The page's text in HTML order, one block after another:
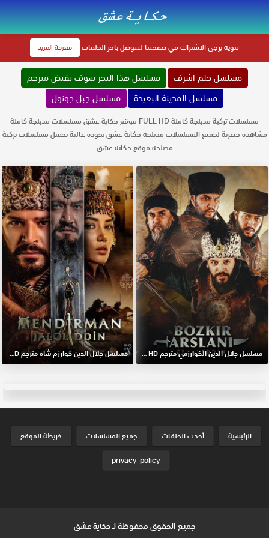
تنويهيرجى الاشتراك في صفحتنا لتتوصل باخر الحلقات معرفة المزيد
مسلسل حلم اشرف
مسلسل هذا البحر سوف يفيض مترجم
مسلسل المدينة البعيدة
مسلسل جبل جونول
مسلسلات تركية مدبلجة كاملة FULL HD موقع حكاية عشق مسلسلات مدبلجة كاملة
مشاهدة حصرية لجميع المسلسلات مدبلجه حكاية عشق بجودة عالية تحميل مسلسلات تركية
مدبلجة موقع حكاية عشق
مسلسل جلال الدين الخوارزمي مترجم HD اون لاين مسلسل جلال الدين خوارزم شاه مترجم HD اون لاين
الرئيسية أحدث الحلقات جميع المسلسلات
خريطة الموقع
privacy-policy
جميع الحقوق محفوظة لـحكاية عشق